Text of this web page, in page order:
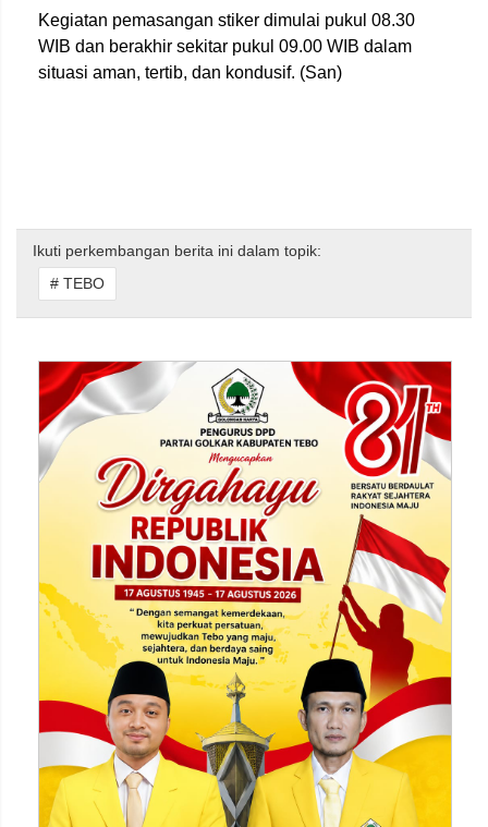
Kegiatan pemasangan stiker dimulai pukul 08.30
WIB dan berakhir sekitar pukul 09.00 WIB dalam
situasi aman, tertib, dan kondusif. (San)
Ikuti perkembangan berita ini dalam topik:
# TEBO